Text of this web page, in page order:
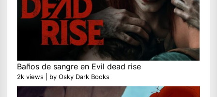
Baños de sangre en Evil dead rise
2k views by Osky Dark Books